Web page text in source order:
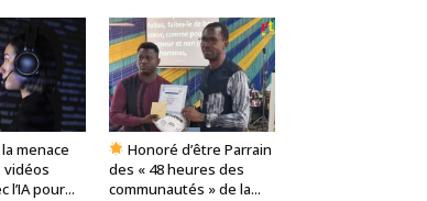
menace
vidéos
l’IA pour...
Honoré d’être Parrain
des « 48 heures des
communautés » de la...